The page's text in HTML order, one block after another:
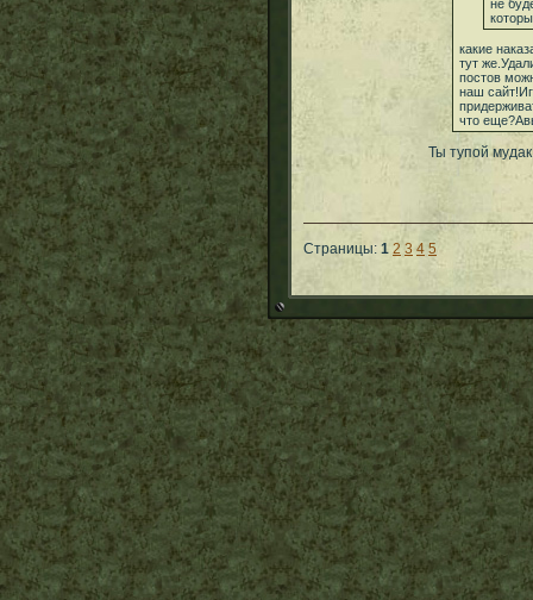
не
какие
тут
постов
наш
что
Ты тупой
Страницы: 1 2 3 4 5